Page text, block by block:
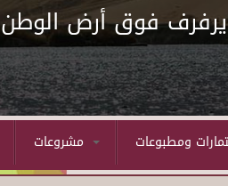
يرفرف فوق أرض الوطن
ومطبوعات